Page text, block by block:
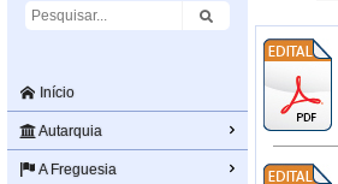
Início
Autarquia
A Freguesia